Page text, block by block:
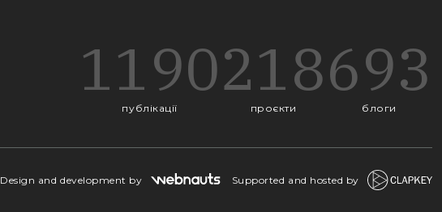
1190
публікації
218
проєкти
693
блоги
Design and development by Supported and hosted by